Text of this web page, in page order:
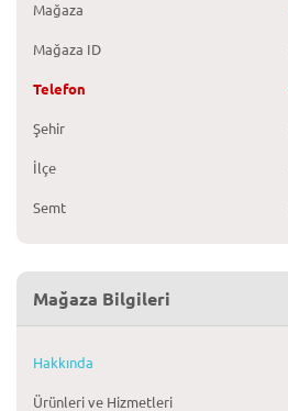
Mağaza
Mağaza ID
Telefon
Şehir
İlçe
Semt
Mağaza Bilgileri
Hakkında
Ürünleri ve Hizmetleri